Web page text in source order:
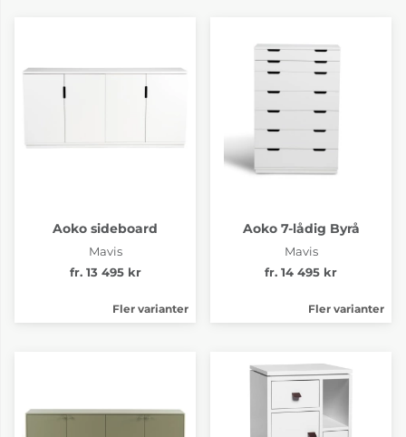
Aoko sideboard
Mavis
fr. 13 495 kr
Fler varianter
Aoko 7-lådig Byrå
Mavis
fr. 14 495 kr
Fler varianter